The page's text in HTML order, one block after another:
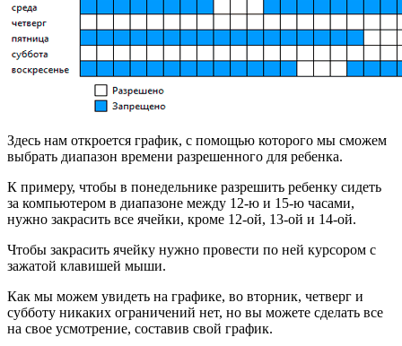
Здесь нам откроется график, с помощью которого мы сможем
выбрать диапазон времени разрешенного для ребенка.
К примеру, чтобы в понедельнике разрешить ребенку сидеть
за компьютером в диапазоне между 12-ю и 15-ю часами,
нужно закрасить все ячейки, кроме 12-ой, 13-ой и 14-ой.
Чтобы закрасить ячейку нужно провести по ней курсором с
зажатой клавишей мыши.
Как мы можем увидеть на графике, во вторник, четверг и
субботу никаких ограничений нет, но вы можете сделать все
на свое усмотрение, составив свой график.